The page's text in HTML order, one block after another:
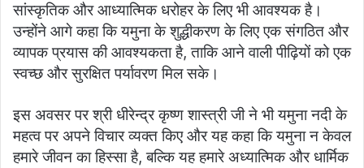
सांस्कृतिक और आध्यात्मिक धरोहर के लिए भी आवश्यक है।
उन्होंने आगे कहा कि यमुना के शुद्धीकरण के लिए एक संगठित और
व्यापक प्रयास की आवश्यकता है, ताकि आने वाली पीढ़ियों को एक
स्वच्छ और सुरक्षित पर्यावरण मिल सके।
इस अवसर पर श्री धीरेन्द्र कृष्ण शास्त्री जी ने भी यमुना नदी के
महत्व पर अपने विचार व्यक्त किए और यह कहा कि यमुना न केवल
हमारे जीवन का हिस्सा है, बल्कि यह हमारे अध्यात्मिक और धार्मिक